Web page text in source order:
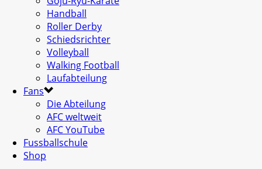
Handball
Roller Derby
Schiedsrichter
Volleyball
Walking Football
Laufabteilung
Fans
Die Abteilung
AFC weltweit
AFC YouTube
Fussballschule
Shop